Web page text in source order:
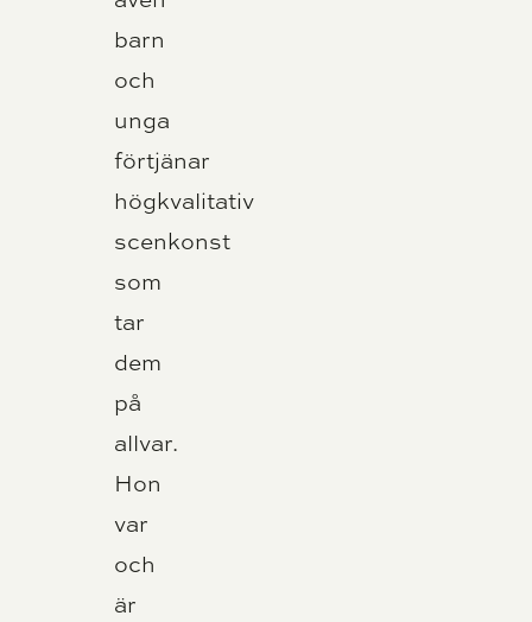
barn
och
unga
förtjänar
högkvalitativ
scenkonst
som
tar
dem
på
allvar.
Hon
var
och
är